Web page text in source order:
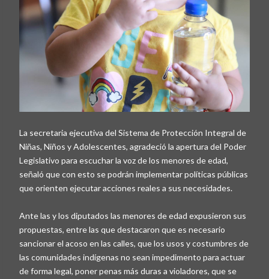
La secretaria ejecutiva del Sistema de Protección Integral de
Niñas, Niños y Adolescentes, agradeció la apertura del Poder
Legislativo para escuchar la voz de los menores de edad,
señaló que con esto se podrán implementar políticas públicas
que orienten ejecutar acciones reales a sus necesidades.
Ante las y los diputados las menores de edad expusieron sus
propuestas, entre las que destacaron que es necesario
sancionar el acoso en las calles, que los usos y costumbres de
las comunidades indígenas no sean impedimento para actuar
de forma legal, poner penas más duras a violadores, que se